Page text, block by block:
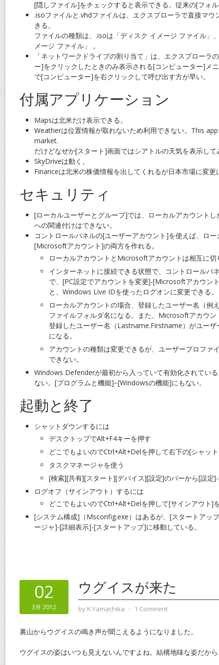
[隠しファイル]をチェックすると表示できる。従来の[フォ
.isoファイルと.vhdファイルは、エクスプローラで直接マウ
きる。
ファイルの種類は、.isoは「ディスク イメージ ファイル」
メージ ファイル」 。
「ネットワークドライブの割り当て」は、エクスプローラ
ー]をクリックしたときのみ表示される[コンピューター]メ
で[コンピューター]を右クリックして呼び出す方が早い。
付属アプリケーション
Mapsは北米だけ表示できる。
Weatherは位置情報が取れないため利用できない。This
market.
だけどなぜか[スタート]画面ではシアトルの天気を表示して
SkyDriveは動く。
Financeは北米の株価情報を出してくれるが日本市場に変
セキュリティ
[ローカルユーザーとグループ]では、ローカルアカウント
への関連付けはできない。
コントロールパネルの[ユーザーアカウント]を使えば、ロ
[Microsoftアカウント]の両方を作れる。
ローカルアカウントとMicrosoftアカウントは相互に切
インターネットに接続できる状態で、コントロールパ
で、[PC設定でアカウントを変更]-[Microsoftアカウン
と、Windows Live IDを使ったログオンに変更できる。
ローカルアカウントの場合、登録したユーザー名（例
ファイルフォルダ名になる。また、Microsoftアカウ
登録したユーザー名（Lastname.Firstname）がユー
になる。
アカウントの種類は変更できるが、ユーザープロファ
できない。
Windows Defenderが最初から入っていて有効化されてい
ない。[プログラムと機能]−[Windowsの機能]にもない。
起動と終了
シャットダウンするには
デスクトップでAlt+F4キーを押す
どこでもよいのでCtrl+Alt+Delを押して右下の[シャッ
タスクマネージャを使う
[検索][共有][スタート][デバイス][設定]のバーから[設定
ログオフ（サインアウト）するには
どこでもよいのでCtrl+Alt+Delを押して[サインアウト]
[システム構成]（Msconfig.exe）はあるが、[スタートアッ
ージャ]-[詳細表示]-[スタートアップ]に移動している。
02
3月 2012
ウグイスが来た
by K.Yamachika ⋅ 1 Comment
裏山からウグイスの鳴き声が聞こえるようになりました。
ウグイスの姿はいつも見えないんですよね。結構地味な姿だか